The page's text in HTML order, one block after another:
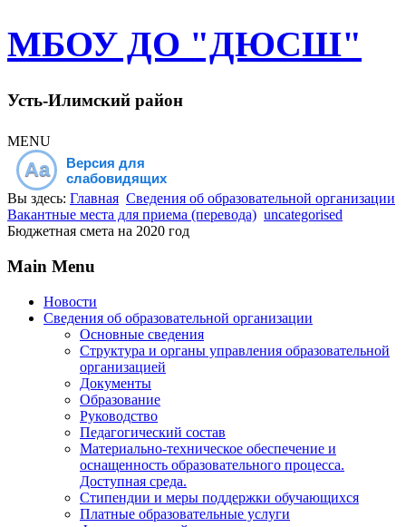
МБОУ ДО "ДЮСШ"
Усть-Илимский район
MENU
Aa
Версия для
слабовидящих
Вы здесь: Главная Сведения об образовательной организации
Вакантные места для приема (перевода) uncategorised
Бюджетная смета на 2020 год
Main Menu
Новости
Сведения об образовательной организации
Основные сведения
Структура и органы управления образовательной
организацией
Документы
Образование
Руководство
Педагогический состав
Материально-техническое обеспечение и
оснащенность образовательного процесса.
Доступная среда.
Стипендии и меры поддержки обучающихся
Платные образовательные услуги